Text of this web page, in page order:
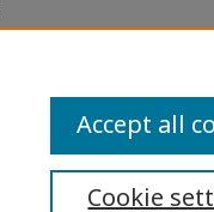
Cookie
Accept all